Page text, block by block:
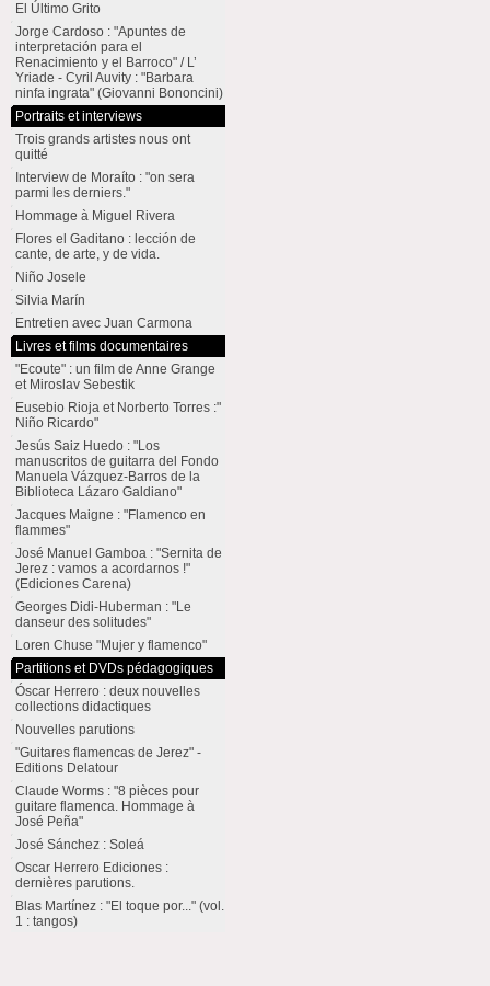
El Último Grito
Jorge Cardoso : "Apuntes de
interpretación para el
Renacimiento y el Barroco" / L’
Yriade - Cyril Auvity : "Barbara
ninfa ingrata" (Giovanni Bononcini)
Portraits et interviews
Trois grands artistes nous ont
quitté
Interview de Moraíto : "on sera
parmi les derniers."
Hommage à Miguel Rivera
Flores el Gaditano : lección de
cante, de arte, y de vida.
Niño Josele
Silvia Marín
Entretien avec Juan Carmona
Livres et films documentaires
"Ecoute" : un film de Anne Grange
et Miroslav Sebestik
Eusebio Rioja et Norberto Torres :"
Niño Ricardo"
Jesús Saiz Huedo : "Los
manuscritos de guitarra del Fondo
Manuela Vázquez-Barros de la
Biblioteca Lázaro Galdiano"
Jacques Maigne : "Flamenco en
flammes"
José Manuel Gamboa : "Sernita de
Jerez : vamos a acordarnos !"
(Ediciones Carena)
Georges Didi-Huberman : "Le
danseur des solitudes"
Loren Chuse "Mujer y flamenco"
Partitions et DVDs pédagogiques
Óscar Herrero : deux nouvelles
collections didactiques
Nouvelles parutions
"Guitares flamencas de Jerez" -
Editions Delatour
Claude Worms : "8 pièces pour
guitare flamenca. Hommage à
José Peña"
José Sánchez : Soleá
Oscar Herrero Ediciones :
dernières parutions.
Blas Martínez : "El toque por..." (vol.
1 : tangos)